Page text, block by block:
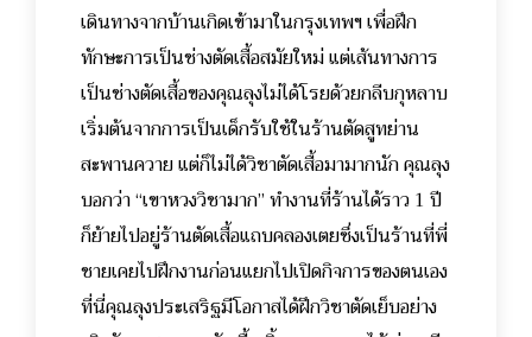
เดินทางจากบ้านเกิดเข้ามาในกรุงเทพฯ เพื่อฝึก
ทักษะการเป็นช่างตัดเสื้อสมัยใหม่ แต่เส้นทางการ
เป็นช่างตัดเสื้อของคุณลุงไม่ได้โรยด้วยกลีบกุหลาบ
เริ่มต้นจากการเป็นเด็กรับใช้ในร้านตัดสูทย่าน
สะพานควาย แต่ก็ไม่ได้วิชาตัดเสื้อมามากนัก คุณลุง
บอกว่า “เขาหวงวิชามาก” ทำงานที่ร้านได้ราว 1 ปี
ก็ย้ายไปอยู่ร้านตัดเสื้อแถบคลองเตยซึ่งเป็นร้านที่พี่
ชายเคยไปฝึกงานก่อนแยกไปเปิดกิจการของตนเอง
ที่นี่คุณลุงประเสริฐมีโอกาสได้ฝึกวิชาตัดเย็บอย่าง